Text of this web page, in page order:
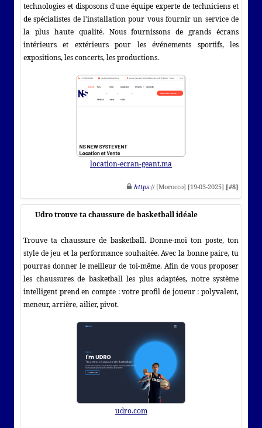
technologies et disposons d'une équipe experte de techniciens et
de spécialistes de l'installation pour vous fournir un service de
la plus haute qualité. Nous fournissons de grands écrans
intérieurs et extérieurs pour les événements sportifs, les
expositions, les concerts, les productions.
location-ecran-geant.ma
https:// [Morocco] [19-03-2025] [#8]
Udro trouve ta chaussure de basketball idéale
Trouve ta chaussure de basketball. Donne-moi ton poste, ton
style de jeu et la performance souhaitée. Avec la bonne paire, tu
pourras donner le meilleur de toi-même. Afin de vous proposer
les chaussures de basketball les plus adaptées, notre système
intelligent prend en compte : votre profil de joueur : polyvalent,
meneur, arrière, ailier, pivot.
udro.com